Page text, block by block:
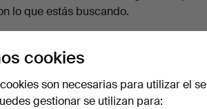
lo que estás buscando.
tan pronto como dispongamos del
cookies
son necesarias para utilizar el
gestionar se utilizan para: